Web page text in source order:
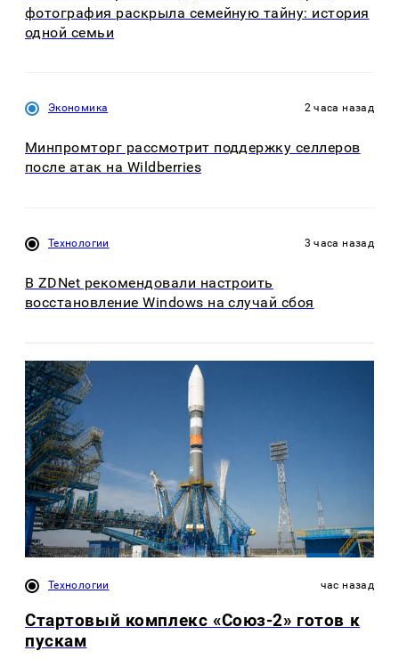
фотография раскрыла семейную тайну: история
одной семьи
Экономика 2 часа назад
Минпромторг рассмотрит поддержку селлеров
после атак на Wildberries
Технологии 3 часа назад
В ZDNet рекомендовали настроить
восстановление Windows на случай сбоя
Технологии час назад
Стартовый комплекс «Союз-2» готов к
пускам